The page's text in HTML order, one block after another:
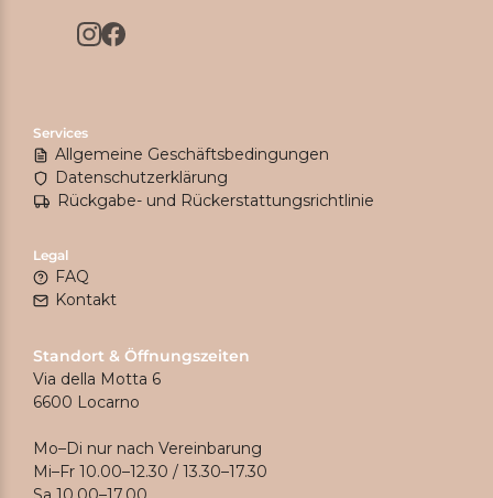
Services
Allgemeine Geschäftsbedingungen
Datenschutzerklärung
Rückgabe- und Rückerstattungsrichtlinie
Legal
FAQ
Kontakt
Standort & Öffnungszeiten
Via della Motta 6
6600 Locarno
Mo–Di nur nach Vereinbarung
Mi–Fr 10.00–12.30 / 13.30–17.30